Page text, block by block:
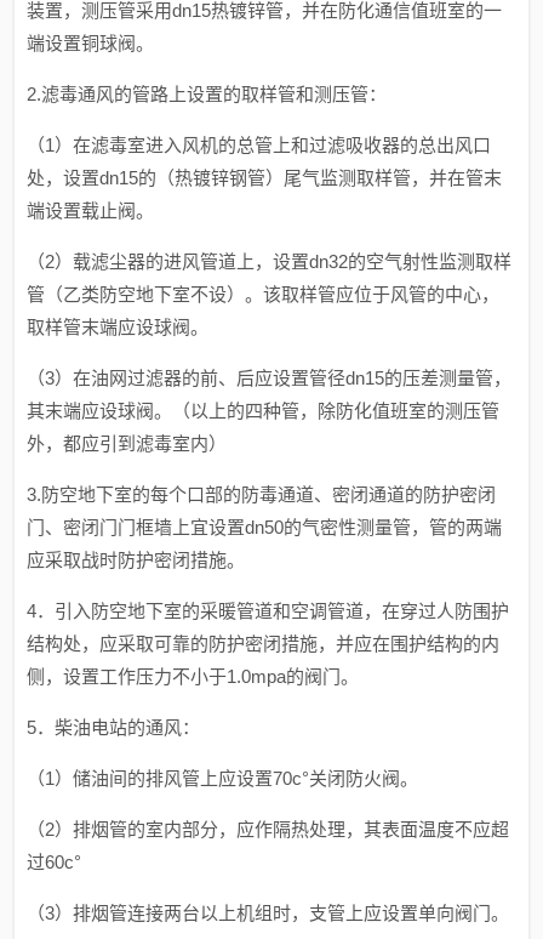
装置，测压管采用dn15热镀锌管，并在防化通信值班室的一
端设置铜球阀。
2.滤毒通风的管路上设置的取样管和测压管：
（1）在滤毒室进入风机的总管上和过滤吸收器的总出风口
处，设置dn15的（热镀锌钢管）尾气监测取样管，并在管末
端设置载止阀。
（2）载滤尘器的进风管道上，设置dn32的空气射性监测取样
管（乙类防空地下室不设）。该取样管应位于风管的中心，
取样管末端应设球阀。
（3）在油网过滤器的前、后应设置管径dn15的压差测量管，
其末端应设球阀。（以上的四种管，除防化值班室的测压管
外，都应引到滤毒室内）
3.防空地下室的每个口部的防毒通道、密闭通道的防护密闭
门、密闭门门框墙上宜设置dn50的气密性测量管，管的两端
应采取战时防护密闭措施。
4．引入防空地下室的采暖管道和空调管道，在穿过人防围护
结构处，应采取可靠的防护密闭措施，并应在围护结构的内
侧，设置工作压力不小于1.0mpa的阀门。
5．柴油电站的通风：
（1）储油间的排风管上应设置70c°关闭防火阀。
（2）排烟管的室内部分，应作隔热处理，其表面温度不应超
过60c°
（3）排烟管连接两台以上机组时，支管上应设置单向阀门。